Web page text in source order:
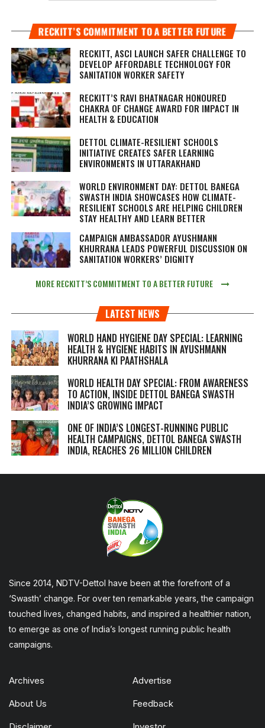
RECKITT’S COMMITMENT TO A BETTER FUTURE
RECKITT, ASCI LAUNCH SAFER CHALLENGE TO
DEVELOP AFFORDABLE TECHNOLOGY FOR
SANITATION WORKER SAFETY
RECKITT’S RAVI BHATNAGAR HONOURED
CHAKRA OF CHANGE AWARD FOR IMPACT IN
HEALTH & EDUCATION
DETTOL CLIMATE-RESILIENT SCHOOLS
INITIATIVE CREATES SAFER LEARNING
ENVIRONMENTS IN UTTARAKHAND
WORLD ENVIRONMENT DAY: DETTOL BANEGA
SWASTH INDIA SHOWCASES HOW CLIMATE-
RESILIENT SCHOOLS ARE HELPING CHILDREN
STAY HEALTHY AND LEARN BETTER
CAMPAIGN AMBASSADOR AYUSHMANN
KHURRANA LEADS POWERFUL DISCUSSION ON
SANITATION WORKERS’ DIGNITY
MORE RECKITT’S COMMITMENT TO A BETTER FUTURE
LATEST NEWS
WORLD HAND HYGIENE DAY SPECIAL: LEARNING
HEALTH & HYGIENE HABITS IN AYUSHMANN
KHURRANA KI PAATHSHALA
WORLD HEALTH DAY SPECIAL: FROM AWARENESS
TO ACTION, INSIDE DETTOL BANEGA SWASTH
INDIA’S GROWING IMPACT
ONE OF INDIA’S LONGEST-RUNNING PUBLIC
HEALTH CAMPAIGNS, DETTOL BANEGA SWASTH
INDIA, REACHES 26 MILLION CHILDREN
Since 2014, NDTV-Dettol have been at the forefront of a
‘Swasth’ change. For over ten remarkable years, the campaign
touched lives, changed habits, and inspired a healthier nation,
to emerge as one of India’s longest running public health
campaigns.
Archives Advertise
About Us Feedback